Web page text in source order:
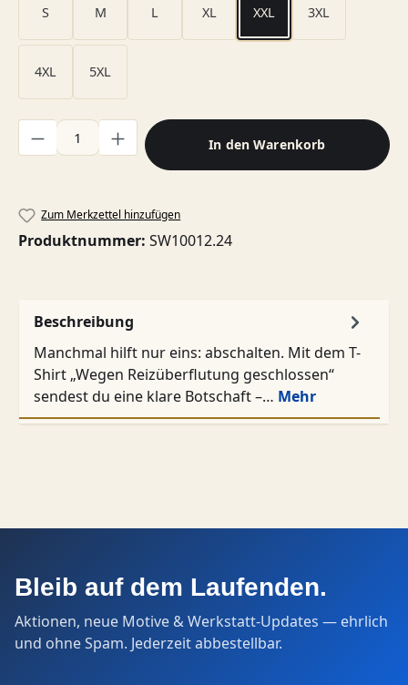
S M L XL XXL 3XL
4XL 5XL
Produkt Anzahl: Gib den gewünschten Wert ein oder
In den Warenkorb
Zum Merkzettel hinzufügen
Produktnummer: SW10012.24
Beschreibung
Manchmal hilft nur eins: abschalten. Mit dem T-
Shirt „Wegen Reizüberflutung geschlossen“
sendest du eine klare Botschaft –… Mehr
Bleib auf dem Laufenden.
Aktionen, neue Motive & Werkstatt-Updates — ehrlich
und ohne Spam. Jederzeit abbestellbar.